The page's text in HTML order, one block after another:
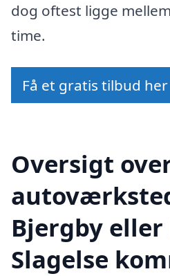
dog oftest ligge
time.
Få et gratis tilbud her
Oversigt
Bjergby eller
Slagelse